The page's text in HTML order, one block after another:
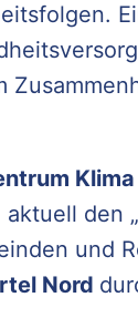
den
und
Nord